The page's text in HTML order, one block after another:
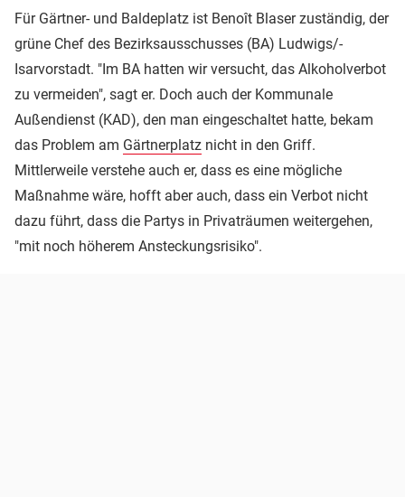
Für Gärtner- und Baldeplatz ist Benoît Blaser zuständig, der
grüne Chef des Bezirksausschusses (BA) Ludwigs/-
Isarvorstadt. "Im BA hatten wir versucht, das Alkoholverbot
zu vermeiden", sagt er. Doch auch der Kommunale
Außendienst (KAD), den man eingeschaltet hatte, bekam
das Problem am Gärtnerplatz nicht in den Griff.
Mittlerweile verstehe auch er, dass es eine mögliche
Maßnahme wäre, hofft aber auch, dass ein Verbot nicht
dazu führt, dass die Partys in Privaträumen weitergehen,
"mit noch höherem Ansteckungsrisiko".